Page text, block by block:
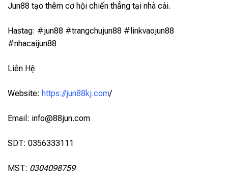
Jun88 tạo thêm cơ hội chiến thắng tại nhà cái.
Hastag: #jun88 #trangchujun88 #linkvaojun88
#nhacaijun88
Liên Hệ
Website: https://jun88kj.com/
Email: info@88jun.com
SDT: 0356333111
MST: 0304098759